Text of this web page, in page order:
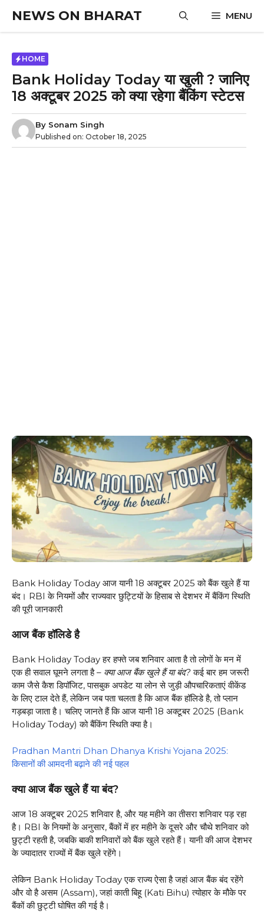
content
NEWS ON BHARAT MENU
HOME
Bank Holiday Today या खुली ? जानिए
18 अक्टूबर 2025 को क्या रहेगा बैंकिंग स्टेटस
By Sonam Singh
Published on: October 18, 2025
Bank Holiday Today आज यानी 18 अक्टूबर 2025 को बैंक खुले हैं या
बंद। RBI के नियमों और राज्यवार छुट्टियों के हिसाब से देशभर में बैंकिंग स्थिति
की पूरी जानकारी
आज बैंक हॉलिडे है
Bank Holiday Today हर हफ्ते जब शनिवार आता है तो लोगों के मन में
एक ही सवाल घूमने लगता है – क्या आज बैंक खुले हैं या बंद?कई बार हम जरूरी
काम जैसे कैश डिपॉजिट, पासबुक अपडेट या लोन से जुड़ी औपचारिकताएं वीकेंड
के लिए टाल देते हैं, लेकिन जब पता चलता है कि आज बैंक हॉलिडे है, तो प्लान
गड़बड़ा जाता है। चलिए जानते हैं कि आज यानी 18 अक्टूबर 2025 (Bank
Holiday Today) को बैंकिंग स्थिति क्या है।
Pradhan Mantri Dhan Dhanya Krishi Yojana 2025:
किसानों की आमदनी बढ़ाने की नई पहल
क्या आज बैंक खुले हैं या बंद?
आज 18 अक्टूबर 2025 शनिवार है, और यह महीने का तीसरा शनिवार पड़ रहा
है। RBI के नियमों के अनुसार, बैंकों में हर महीने के दूसरे और चौथे शनिवार को
छुट्टी रहती है, जबकि बाकी शनिवारों को बैंक खुले रहते हैं। यानी की आज देशभर
के ज्यादातर राज्यों में बैंक खुले रहेंगे।
लेकिन Bank Holiday Today एक राज्य ऐसा है जहां आज बैंक बंद रहेंगे
और वो है असम (Assam), जहां काती बिहू (Kati Bihu) त्योहार के मौके पर
बैंकों की छुट्टी घोषित की गई है।